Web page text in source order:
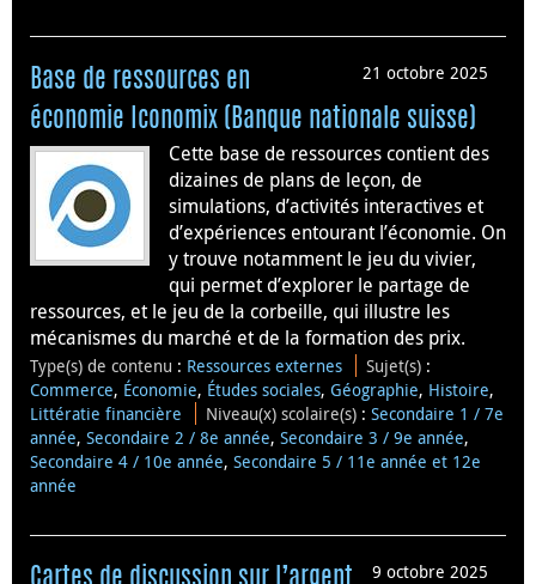
21 octobre 2025
Base de ressources en
économie Iconomix (Banque nationale suisse)
Cette base de ressources contient des
dizaines de plans de leçon, de
simulations, d’activités interactives et
d’expériences entourant l’économie. On
y trouve notamment le jeu du vivier,
qui permet d’explorer le partage de
ressources, et le jeu de la corbeille, qui illustre les
mécanismes du marché et de la formation des prix.
Type(s) de contenu : Ressources externes Sujet(s) :
Commerce, Économie, Études sociales, Géographie, Histoire,
Littératie financière
Niveau(x) scolaire(s) :Secondaire 1 / 7e
année, Secondaire 2 / 8e année, Secondaire 3 / 9e année,
Secondaire 4 / 10e année, Secondaire 5 / 11e année et 12e
année
9 octobre 2025